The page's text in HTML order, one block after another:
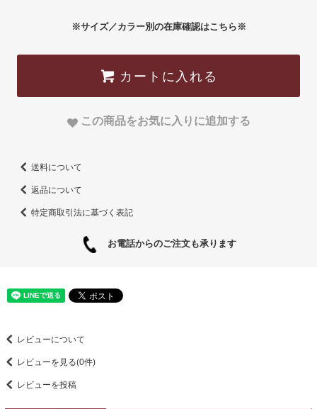
※サイズ／カラー別の在庫確認はこちら※
カートに入れる
この商品をお気に入りに追加する
送料について
返品について
特定商取引法に基づく表記
お電話からのご注文も承ります
レビューについて
レビューを見る(0件)
レビューを投稿